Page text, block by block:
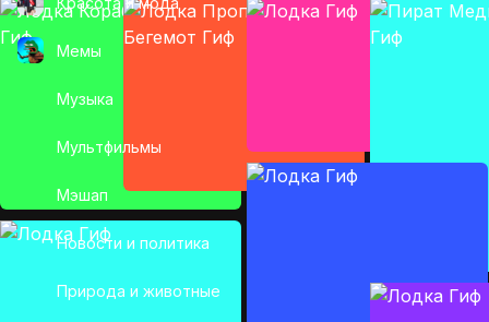
Мемы
Музыка
Мультфильмы
Мэшап
Новости и политика
Природа и животные